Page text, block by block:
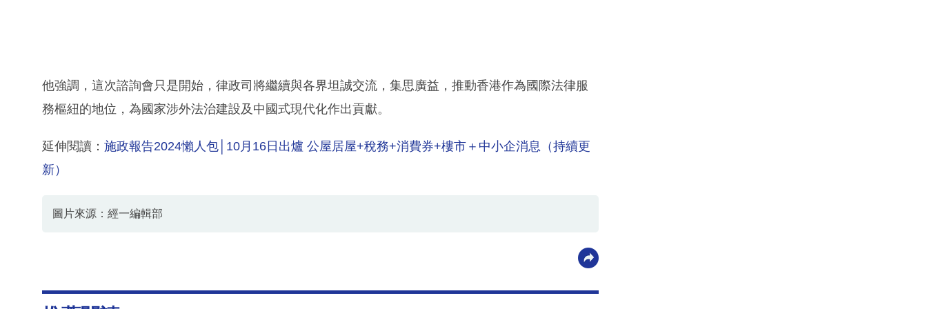
他強調，這次諮詢會只是開始，律政司將繼續與各界坦誠交流，集思廣益，推動香港作為國際法律服
務樞紐的地位，為國家涉外法治建設及中國式現代化作出貢獻。
延伸閱讀： 施政報告2024懶人包│10月16日出爐 公屋居屋+稅務+消費券+樓市＋中小企消息（持續更
新）
圖片來源：經一編輯部